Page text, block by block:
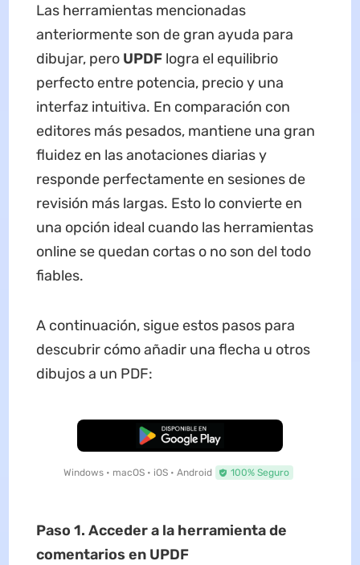
Las herramientas mencionadas
anteriormente son de gran ayuda para
dibujar, pero UPDFlogra el equilibrio
perfecto entre potencia, precio y una
interfaz intuitiva. En comparación con
editores más pesados, mantiene una gran
fluidez en las anotaciones diarias y
responde perfectamente en sesiones de
revisión más largas. Esto lo convierte en
una opción ideal cuando las herramientas
online se quedan cortas o no son del todo
fiables.
A continuación, sigue estos pasos para
descubrir cómo añadir una flecha u otros
dibujos a un PDF:
Descarga Gratuita
Windows • macOS • iOS • Android 100% Seguro
Paso 1. Acceder a la herramienta de
comentarios en UPDF